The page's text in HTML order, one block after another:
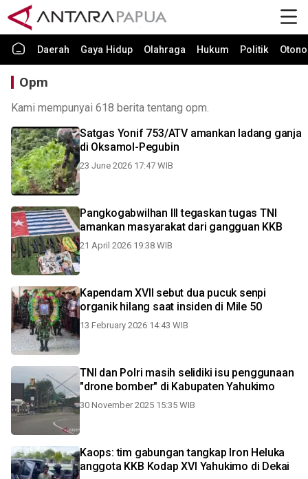
Daerah Gaya Hidup Olahraga Hukum Politik
Opm
Kami mempunyai 618 berita tentang opm.
Satgas Yonif 753/ATV amankan ladang ganja
di Oksamol-Pegubin
23 June 2026 17:47 WIB
Pangkogabwilhan III tegaskan tugas TNI
amankan masyarakat dari gangguan KKB
21 April 2026 19:38 WIB
Kapendam XVII sebut dua pucuk senpi
organik hilang saat insiden di Mile 50
13 February 2026 14:43 WIB
TNI dan Polri masih selidiki isu penggunaan
"drone bomber" di Kabupaten Yahukimo
30 November 2025 15:35 WIB
Kaops: tim gabungan tangkap Iron Heluka
anggota KKB Kodap XVI Yahukimo di Dekai